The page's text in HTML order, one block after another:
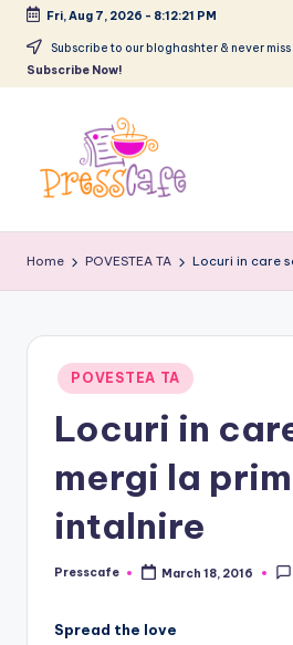
Skip
Fri, Aug 7, 2026 - 8:12:22 PM
Subscribe to our bloghashter & never miss
Subscribe Now!
r
e
s
Home POVESTEA TA Locuri in care
Posted
POVESTEA TA
Locuri in
mergi la
intalnire
Posted
Presscafe March 18, 2016
Spread the love